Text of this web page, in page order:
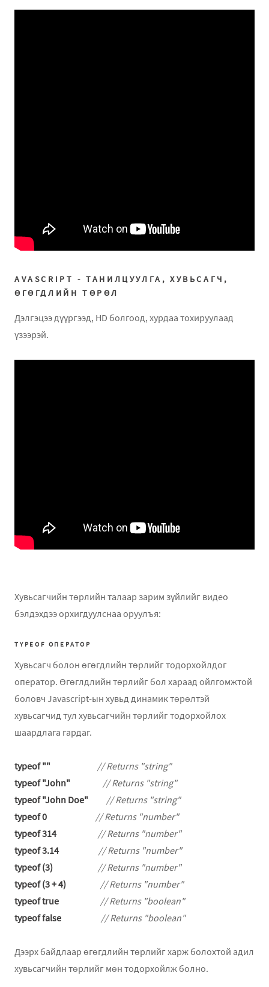
AVASCRIPT - ТАНИЛЦУУЛГА, ХУВЬСАГЧ,
ӨГӨГДЛИЙН ТӨРӨЛ
Дэлгэцээ дүүргээд, HD болгоод, хурдаа тохируулаад
үзээрэй.
Хувьсагчийн төрлийн талаар зарим зүйлийг видео
бэлдэхдээ орхигдуулснаа оруулъя:
TYPEOF ОПЕРАТОР
Хувьсагч болон өгөгдлийн төрлийг тодорхойлдог
оператор. Өгөглдлийн төрлийг бол хараад ойлгомжтой
боловч Javascript-ын хувьд динамик төрөлтэй
хувьсагчид тул хувьсагчийн төрлийг тодорхойлох
шаардлага гардаг.
typeof ""
// Returns "string"
typeof "John"
// Returns "string"
typeof "John Doe"
// Returns "string"
typeof 0
// Returns "number"
typeof 314
// Returns "number"
typeof 3.14
// Returns "number"
typeof (3)
// Returns "number"
typeof (3 + 4)
// Returns "number"
typeof true
// Returns "boolean"
typeof false
// Returns "boolean"
Дээрх байдлаар өгөгдлийн төрлийг харж болохтой адил
хувьсагчийн төрлийг мөн тодорхойлж болно.